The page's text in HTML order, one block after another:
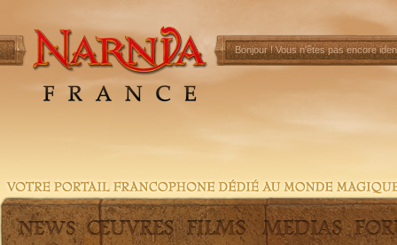
Bonjour !Vous n'êtes pas encore